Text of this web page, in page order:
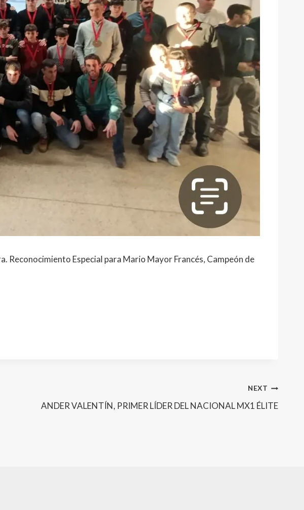
Reconocimiento Especial para Mario Mayor Francés, Campeón de
NEXT
ANDER VALENTÍN, PRIMER LÍDER DEL NACIONAL MX1 ÉLITE